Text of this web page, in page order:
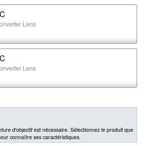
Lens
Lens
d'objectif est nécessaire. Sélectionnez le produit que
connaître ses caractéristiques.